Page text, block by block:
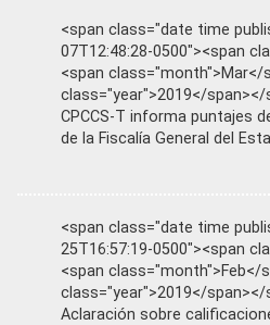
<span class="date time
07T12:48:28-0500"><span
<span class="month">Mar</
class="year">2019</span></
CPCCS-T informa puntajes
de la Fiscalía General del
<span class="date time
25T16:57:19-0500"><span
<span class="month">Feb</
class="year">2019</span></
Aclaración sobre